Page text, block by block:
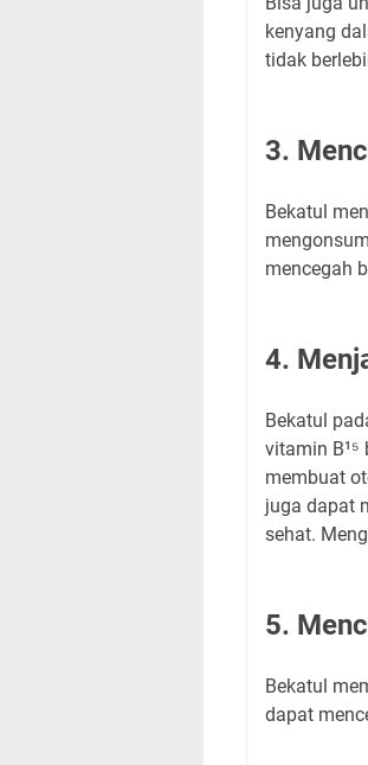
kenyang
tidak
3.
Bekatul
mencegah
4.
Bekatul
vitamin
membuat
juga dapat
sehat.
5.
Bekatul
dapat